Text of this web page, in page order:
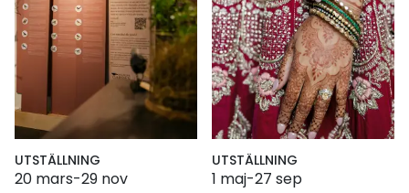
UTSTÄLLNING
20 mars-29 nov
UTSTÄLLNING
1 maj-27 sep